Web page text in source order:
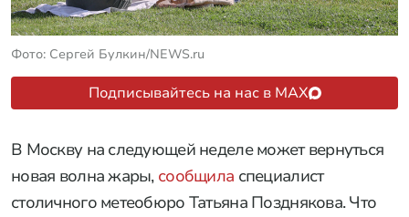
Фото: Сергей Булкин/NEWS.ru
Подписывайтесь на нас в MAX
В Москву на следующей неделе может вернуться
новая волна жары, сообщила специалист
столичного метеобюро Татьяна Позднякова. Что